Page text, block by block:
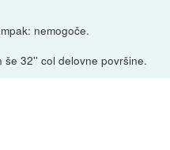
nemogoče.
še 32'' col delovne površine.